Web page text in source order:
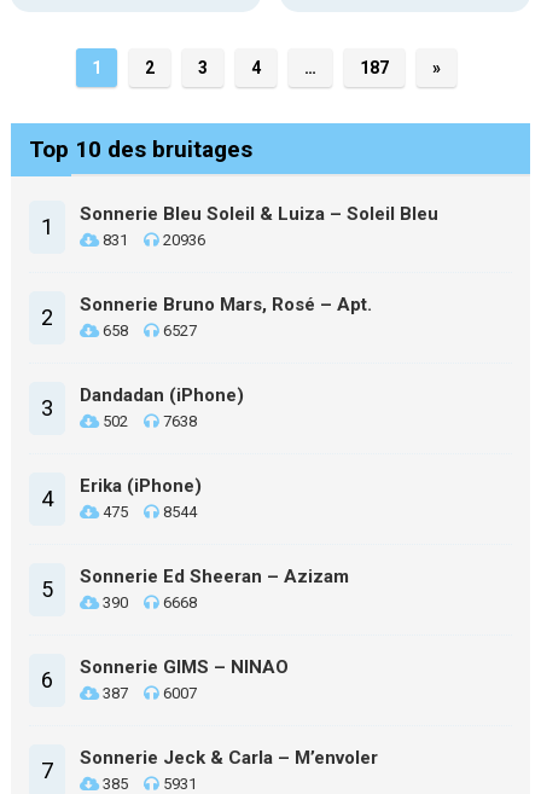
1 2 3 4 … 187 »
Top 10 des bruitages
1 Sonnerie Bleu Soleil & Luiza – Soleil Bleu
831 20936
2 Sonnerie Bruno Mars, Rosé – Apt.
658 6527
3 Dandadan (iPhone)
502 7638
4 Erika (iPhone)
475 8544
5 Sonnerie Ed Sheeran – Azizam
390 6668
6 Sonnerie GIMS – NINAO
387 6007
7 Sonnerie Jeck & Carla – M’envoler
385 5931